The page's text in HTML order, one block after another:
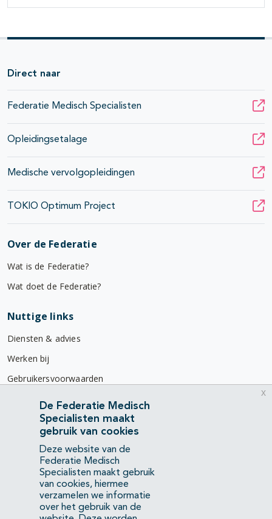
Direct naar
Federatie Medisch Specialisten
Opleidingsetalage
Medische vervolgopleidingen
TOKIO Optimum Project
Over de Federatie
Wat is de Federatie?
Wat doet de Federatie?
Nuttige links
Diensten & advies
Werken bij
Gebruikersvoorwaarden
Privacyverklaring
Contact
Mercatorlaan 1200
3528 BL Utrecht
(088) 505 34 34
info@richtlijnendatabase.nl
De Federatie Medisch
Specialisten maakt
gebruik van cookies
Deze website van de
Federatie Medisch
Specialisten maakt gebruik
van cookies, hiermee
verzamelen we informatie
over het gebruik van de
x